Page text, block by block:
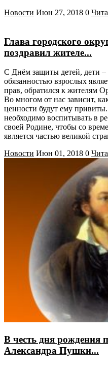
Новости Июн 27, 2018 0
Глава городского
поздравил жителе...
С Днём защиты детей, дети –
обязанностью взрослых
прав, обратился к жителям
Во многом от нас зависит,
ценности будут ему
необходимо воспитывать в
своей Родине, чтобы со
является частью великой
Новости Июн 01, 2018 0
В честь дня рождения
Александра Пушки...